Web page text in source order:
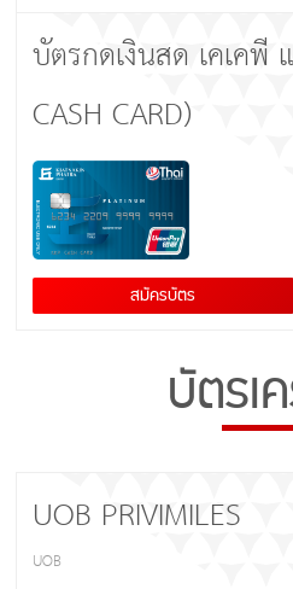
บัตรกดเงินสด เคเคพี
CASH CARD)
สมัครบัตร
บัตรเ
UOB PRIVIMILES
UOB